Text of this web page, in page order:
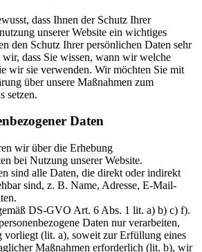
dass Ihnen der Schutz Ihrer
unserer Website ein wichtiges
den Schutz Ihrer persönlichen Daten sehr
wir, dass Sie wissen, wann wir welche
wir sie verwenden. Wir möchten Sie mit
über unsere Maßnahmen zum
setzen.
Daten
wir über die Erhebung
bei Nutzung unserer Website.
sind alle Daten, die direkt oder indirekt
sind, z. B. Name, Adresse, E-Mail-
DS-GVO Art. 6 Abs. 1 lit. a) b) c) f).
Daten nur verarbeiten,
(lit. a), soweit zur Erfüllung eines
Maßnahmen erforderlich (lit. b), wir